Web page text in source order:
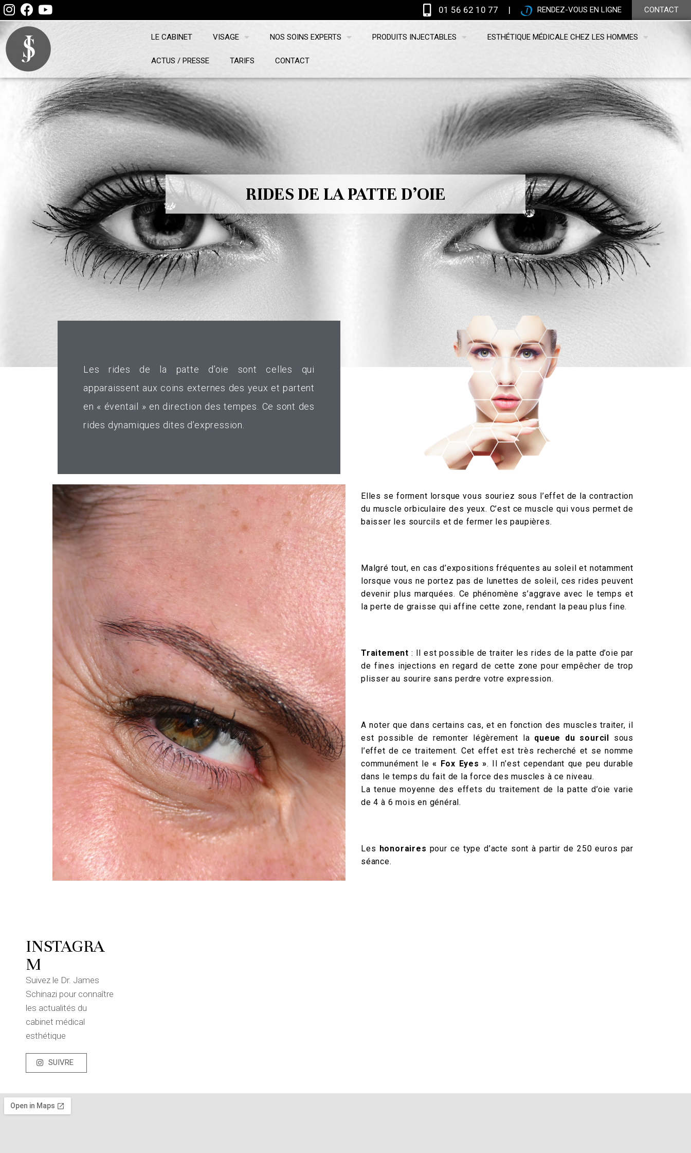
01 56 62 10 77 | RENDEZ-VOUS EN LIGNE CONTACT
LE CABINET VISAGE NOS SOINS EXPERTS PRODUITS INJECTABLES ESTHÉTIQUE MÉDICALE CHEZ LES HOMMES
ACTUS / PRESSE TARIFS CONTACT
RIDES DE LA PATTE D’OIE
Les rides de la patte d’oie sont celles qui
apparaissent aux coins externes des yeux et partent
en « éventail » en direction des tempes. Ce sont des
rides dynamiques dites d’expression.
Elles se forment lorsque vous souriez sous l’effet de la contraction
du muscle orbiculaire des yeux. C’est ce muscle qui vous permet de
baisser les sourcils et de fermer les paupières.
Malgré tout, en cas d’expositions fréquentes au soleil et notamment
lorsque vous ne portez pas de lunettes de soleil, ces rides peuvent
devenir plus marquées. Ce phénomène s’aggrave avec le temps et
la perte de graisse qui affine cette zone, rendant la peau plus fine.
Traitement : Il est possible de traiter les rides de la patte d’oie par
de fines injections en regard de cette zone pour empêcher de trop
plisser au sourire sans perdre votre expression.
A noter que dans certains cas, et en fonction des muscles traiter, il
est possible de remonter légèrement la queue du sourcil sous
l’effet de ce traitement. Cet effet est très recherché et se nomme
communément le« Fox Eyes ». Il n’est cependant que peu durable
dans le temps du fait de la force des muscles à ce niveau.
La tenue moyenne des effets du traitement de la patte d’oie varie
de 4 à 6 mois en général.
Les honoraires pour ce type d’acte sont à partir de 250 euros par
séance.
INSTAGRA
M
Suivez le Dr. James
Schinazi pour connaître
les actualités du
cabinet médical
esthétique
SUIVRE